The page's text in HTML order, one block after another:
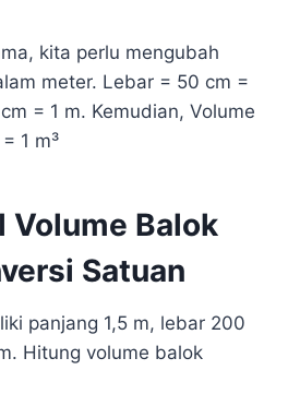
kita perlu mengubah
meter. Lebar = 50 cm =
= 1 m. Kemudian, Volume
1 m³
Volume Balok
Satuan
panjang 1,5 m, lebar 200
Hitung volume balok